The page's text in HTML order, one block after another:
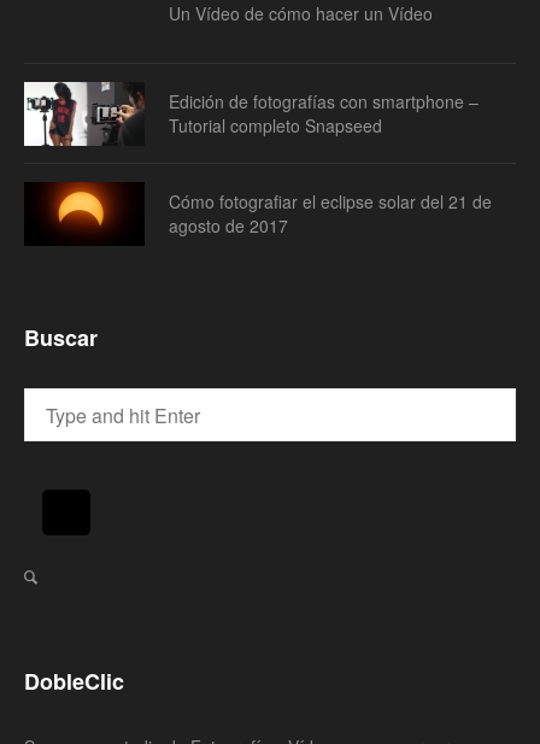
Un Vídeo de cómo hacer un Vídeo
Edición de fotografías con smartphone –
Tutorial completo Snapseed
Cómo fotografiar el eclipse solar del 21 de
agosto de 2017
Buscar
DobleClic